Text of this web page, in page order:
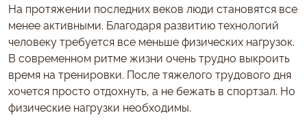
На протяжении последних веков люди становятся все
менее активными. Благодаря развитию технологий
человеку требуется все меньше физических нагрузок.
В современном ритме жизни очень трудно выкроить
время на тренировки. После тяжелого трудового дня
хочется просто отдохнуть, а не бежать в спортзал. Но
физические нагрузки необходимы.